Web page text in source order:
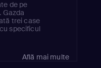
de pe
Gazda
trei case
specificul
Află mai multe